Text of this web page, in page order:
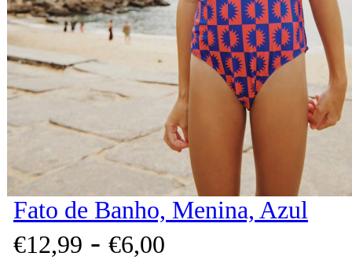
Fato de Banho, Menina, Azul
€12,99 - €6,00